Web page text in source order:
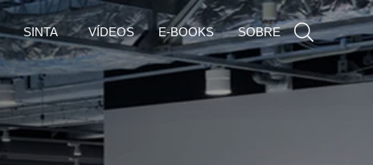
SINTA VÍDEOS E-BOOKS SOBRE